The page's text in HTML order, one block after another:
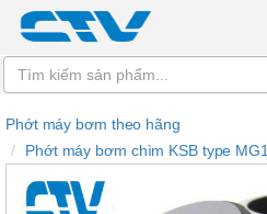
Phớt máy bơm theo hãng
Phớt máy bơm chìm KSB type